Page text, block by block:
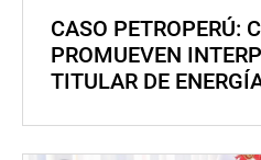
CASO PETROPERÚ:
PROMUEVEN
TITULAR DE